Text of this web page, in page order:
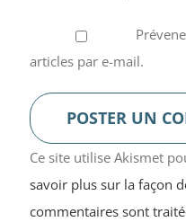
articles par e-mail.
Ce site utilise Akismet
savoir plus sur la façon
commentaires sont